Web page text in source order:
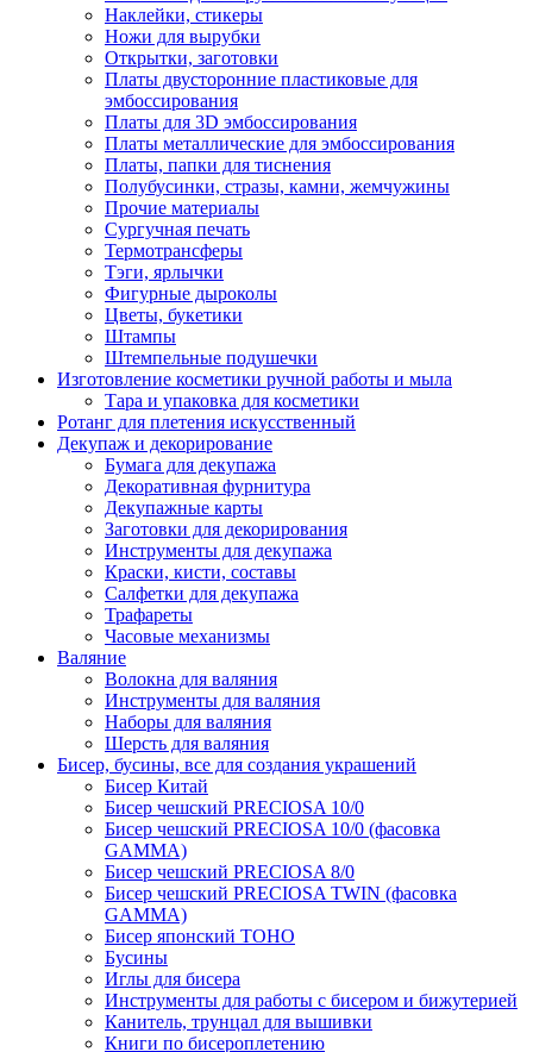
Наклейки, стикеры
Ножи для вырубки
Открытки, заготовки
Платы двусторонние пластиковые для
эмбоссирования
Платы для 3D эмбоссирования
Платы металлические для эмбоссирования
Платы, папки для тиснения
Полубусинки, стразы, камни, жемчужины
Прочие материалы
Сургучная печать
Термотрансферы
Тэги, ярлычки
Фигурные дыроколы
Цветы, букетики
Штампы
Штемпельные подушечки
Изготовление косметики ручной работы и мыла
Тара и упаковка для косметики
Ротанг для плетения искусственный
Декупаж и декорирование
Бумага для декупажа
Декоративная фурнитура
Декупажные карты
Заготовки для декорирования
Инструменты для декупажа
Краски, кисти, составы
Салфетки для декупажа
Трафареты
Часовые механизмы
Валяние
Волокна для валяния
Инструменты для валяния
Наборы для валяния
Шерсть для валяния
Бисер, бусины, все для создания украшений
Бисер Китай
Бисер чешский PRECIOSA 10/0
Бисер чешский PRECIOSA 10/0 (фасовка
GAMMA)
Бисер чешский PRECIOSA 8/0
Бисер чешский PRECIOSA TWIN (фасовка
GAMMA)
Бисер японский TOHO
Бусины
Иглы для бисера
Инструменты для работы с бисером и бижутерией
Канитель, трунцал для вышивки
Книги по бисероплетению